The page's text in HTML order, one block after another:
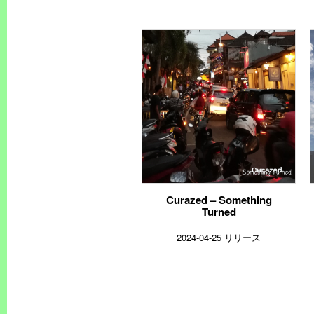
Curazed – Something
Turned
2024-04-25 リリース